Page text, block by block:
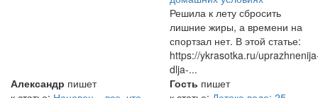
Решила к лету сбросить
лишние жиры, а времени на
спортзал нет. В этой статье:
https://ykrasotka.ru/
dlja-...
Александр пишет
Гость пишет